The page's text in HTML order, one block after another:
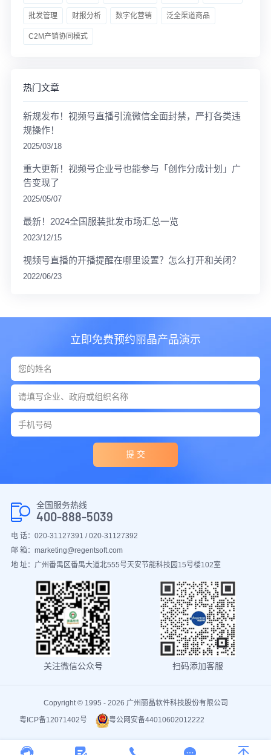
批发管理 财报分析 数字化营销 泛全渠道商品
C2M产销协同模式
热门文章
新规发布！视频号直播引流微信全面封禁，严打各类违
规操作！
2025/03/18
重大更新！视频号企业号也能参与「创作分成计划」广
告变现了
2025/05/07
最新！2024全国服装批发市场汇总一览
2023/12/15
视频号直播的开播提醒在哪里设置？怎么打开和关闭？
2022/06/23
立即免费预约丽晶产品演示
提 交
全国服务热线
400-888-5039
电 话：020-31127391 / 020-31127392
邮 箱：marketing@regentsoft.com
地 址：广州番禺区番禺大道北555号天安节能科技园15号楼102室
关注微信公众号 扫码添加客服
Copyright © 1995 - 2026 广州丽晶软件科技股份有限公司
粤ICP备12071402号
粤公网安备44010602012222